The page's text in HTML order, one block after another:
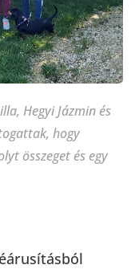
Hegyi Jázmin és
hogy
összeget és egy